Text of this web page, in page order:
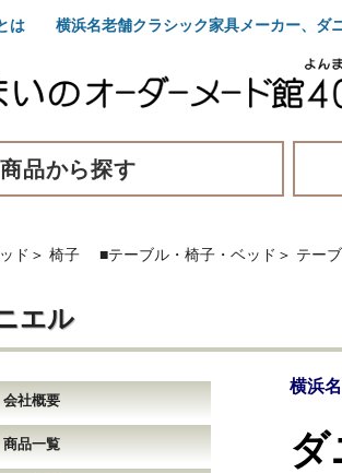
は 横浜名老舗クラシック家具メーカー、ダ
商品から探す
ド ＞ 椅子 ■テーブル・椅子・ベッド ＞ テー
エル
会社概要
商品一覧
横浜
ダ